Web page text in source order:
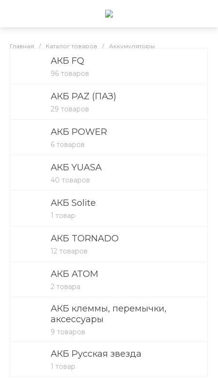
Главная / Каталог товаров / Аккумуляторы
Каталог товаров
АКБ FQ
96 товаров
АКБ PAZ (ПАЗ)
29 товаров
АКБ POWER
6 товаров
АКБ YUASA
40 товаров
АКБ Solite
1 товар
АКБ TORNADO
12 товаров
АКБ АТОМ
2 товара
АКБ клеммы, перемычки,
аксессуары
9 товаров
АКБ Русская звезда
1 товар